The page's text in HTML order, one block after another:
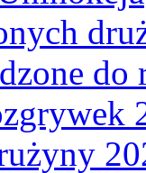
do